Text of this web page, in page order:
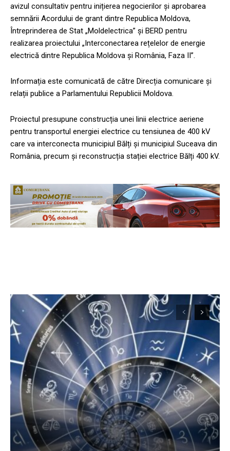
avizul consultativ pentru inițierea negocierilor și aprobarea
semnării Acordului de grant dintre Republica Moldova,
Întreprinderea de Stat „Moldelectrica” și BERD pentru
realizarea proiectului „Interconectarea rețelelor de energie
electrică dintre Republica Moldova și România, Faza II”.
Informația este comunicată de către Direcția comunicare și
relații publice a Parlamentului Republicii Moldova.
Proiectul presupune construcția unei linii electrice aeriene
pentru transportul energiei electrice cu tensiunea de 400 kV
care va interconecta municipiul Bălți și municipiul Suceava din
România, precum și reconstrucția stației electrice Bălți 400 kV.